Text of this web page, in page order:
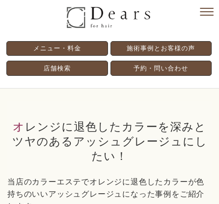
メニュー・料金 施術事例とお客様の声
店舗検索 予約・問い合わせ
オレンジに退色したカラーを深みと
ツヤのあるアッシュグレージュにし
たい！
当店のカラーエステでオレンジに退色したカラーが色
持ちのいいアッシュグレージュになった事例をご紹介